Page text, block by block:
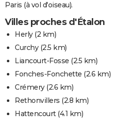
Paris (à vol d'oiseau).
Villes proches d'Étalon
Herly(2 km)
Curchy(2.5 km)
Liancourt-Fosse (2.5 km)
Fonches-Fonchette (2.6 km)
Crémery(2.6 km)
Rethonvillers (2.8 km)
Hattencourt(4.1 km)